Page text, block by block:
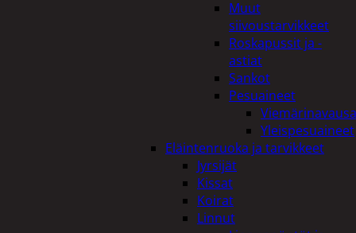
Muut
siivoustarvikkeet
Roskapussit ja -
astiat
Sankot
Pesuaineet
Yleispesuaineet
Eläintenruoka ja tarvikkeet
Jyrsijät
Kissat
Koirat
Linnut